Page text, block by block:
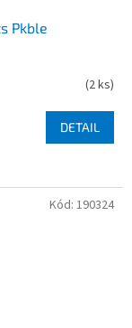
Pkble
(2 ks)
DETAIL
Kód: 190324